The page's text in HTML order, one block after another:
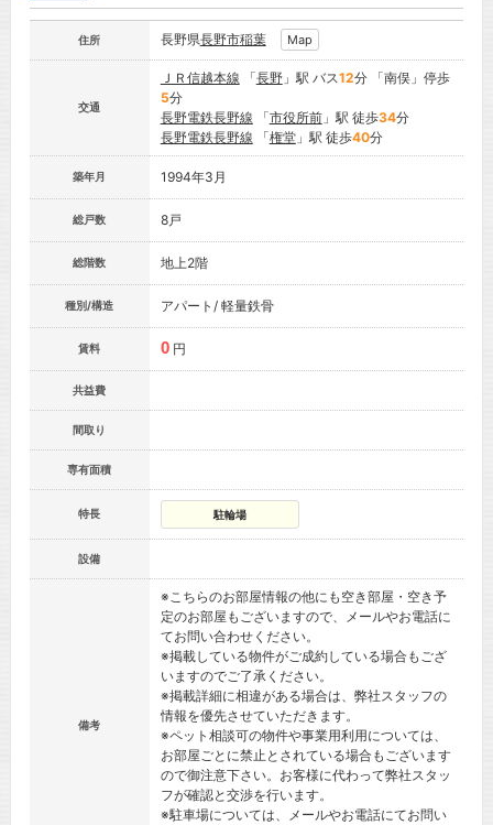
住所 長野県長野市稲葉 Map
交通
ＪＲ信越本線 「長野」駅 バス12分 「南俣」停歩
5分
長野電鉄長野線 「市役所前」駅 徒歩34分
長野電鉄長野線 「権堂」駅 徒歩40分
築年月 1994年3月
総戸数 8戸
総階数 地上2階
種別/構造 アパート/ 軽量鉄骨
賃料 0 円
共益費
間取り
専有面積
特長 駐輪場
設備
備考
※こちらのお部屋情報の他にも空き部屋・空き予
定のお部屋もございますので、メールやお電話に
てお問い合わせください。
※掲載している物件がご成約している場合もござ
いますのでご了承ください。
※掲載詳細に相違がある場合は、弊社スタッフの
情報を優先させていただきます。
※ペット相談可の物件や事業用利用については、
お部屋ごとに禁止とされている場合もございます
ので御注意下さい。お客様に代わって弊社スタッ
フが確認と交渉を行います。
※駐車場については、メールやお電話にてお問い